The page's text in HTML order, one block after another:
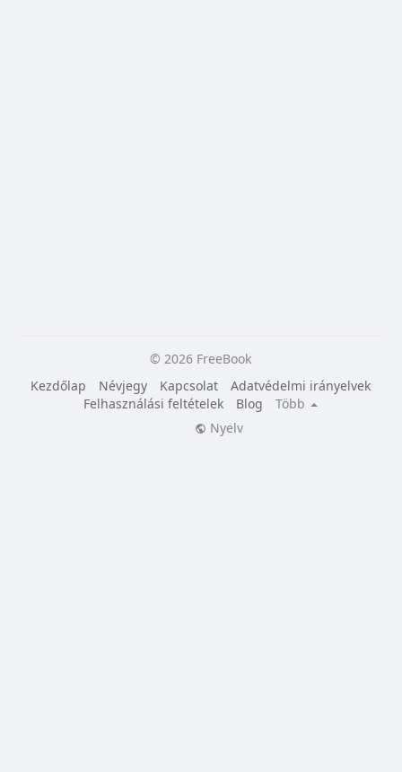
© 2026 FreeBook
Kezdőlap
Névjegy Kapcsolat
Adatvédelmi irányelvek
Felhasználási feltételek
Blog
Több
Nyelv